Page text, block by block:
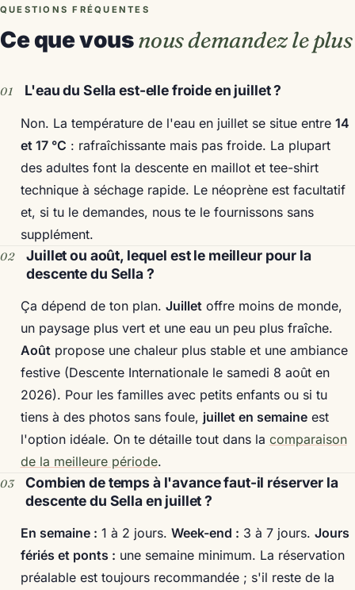
QUESTIONS FRÉQUENTES
Ce que vousnous demandez le plus
L'eau du Sella est-elle froide en juillet ?
Non. La température de l'eau en juillet se situe entre 14
et 17 °C : rafraîchissante mais pas froide. La plupart
des adultes font la descente en maillot et tee-shirt
technique à séchage rapide. Le néoprène est facultatif
et, si tu le demandes, nous te le fournissons sans
supplément.
Juillet ou août, lequel est le meilleur pour la
descente du Sella ?
Ça dépend de ton plan. Juillet offre moins de monde,
un paysage plus vert et une eau un peu plus fraîche.
Août propose une chaleur plus stable et une ambiance
festive (Descente Internationale le samedi 8 août en
2026). Pour les familles avec petits enfants ou si tu
tiens à des photos sans foule, juillet en semaineest
l'option idéale. On te détaille tout dans la comparaison
de la meilleure période.
Combien de temps à l'avance faut-il réserver la
descente du Sella en juillet ?
En semaine : 1 à 2 jours. Week-end : 3 à 7 jours. Jours
fériés et ponts : une semaine minimum. La réservation
préalable est toujours recommandée ; s'il reste de la